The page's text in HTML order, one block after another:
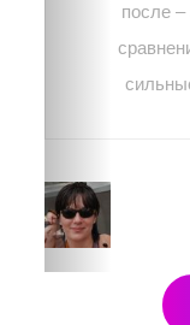
после –